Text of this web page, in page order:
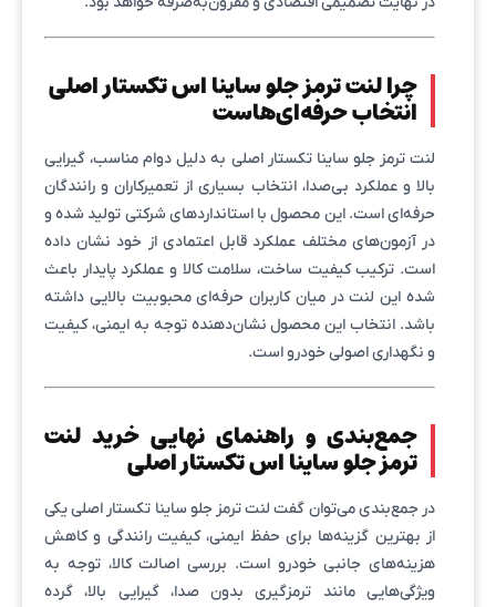
چرا لنت ترمز جلو ساینا اس تکستار اصلی
انتخاب حرفه‌ای‌هاست
لنت ترمز جلو ساینا تکستار اصلی به دلیل دوام مناسب، گیرایی
بالا و عملکرد بی‌صدا، انتخاب بسیاری از تعمیرکاران و رانندگان
حرفه‌ای است. این محصول با استانداردهای شرکتی تولید شده و
در آزمون‌های مختلف عملکرد قابل اعتمادی از خود نشان داده
است. ترکیب کیفیت ساخت، سلامت کالا و عملکرد پایدار باعث
شده این لنت در میان کاربران حرفه‌ای محبوبیت بالایی داشته
باشد. انتخاب این محصول نشان‌دهنده توجه به ایمنی، کیفیت
و نگهداری اصولی خودرو است.
جمع‌بندی و راهنمای نهایی خرید لنت
ترمز جلو ساینا اس تکستار اصلی
در جمع‌بندی می‌توان گفت لنت ترمز جلو ساینا تکستار اصلی یکی
از بهترین گزینه‌ها برای حفظ ایمنی، کیفیت رانندگی و کاهش
هزینه‌های جانبی خودرو است. بررسی اصالت کالا، توجه به
ویژگی‌هایی مانند ترمزگیری بدون صدا، گیرایی بالا، گرده